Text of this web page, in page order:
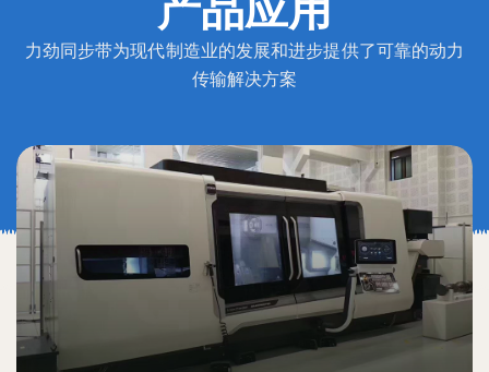
产品应用
力劲同步带为现代制造业的发展和进步提供了可靠的动力
传输解决方案